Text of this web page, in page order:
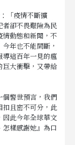
「疫情不斷擴
卻不畏艱險為民
動態和新聞，不
年也不能間斷，
導這百年一見的瘟
巨大衝擊，又帶給
個警世預言，我們
扣且密不可分，此
因此今年全球華文
樣感謝她』為口